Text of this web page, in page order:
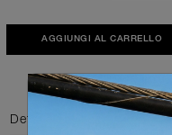
AGGIUNGI AL CARRELLO
Dettagli